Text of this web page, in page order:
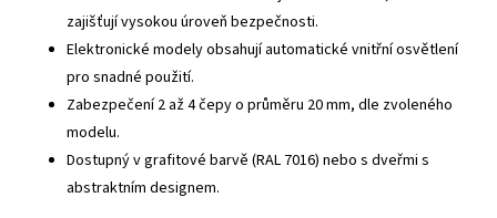
zajišťují vysokou úroveň bezpečnosti.
Elektronické modely obsahují automatické vnitřní osvětlení
pro snadné použití.
Zabezpečení 2 až 4 čepy o průměru 20 mm, dle zvoleného
modelu.
Dostupný v grafitové barvě (RAL 7016) nebo s dveřmi s
abstraktním designem.